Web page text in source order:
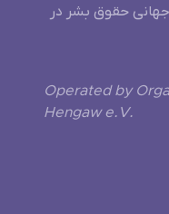
حقوق بشر در
Operated by
Hengaw e.V.